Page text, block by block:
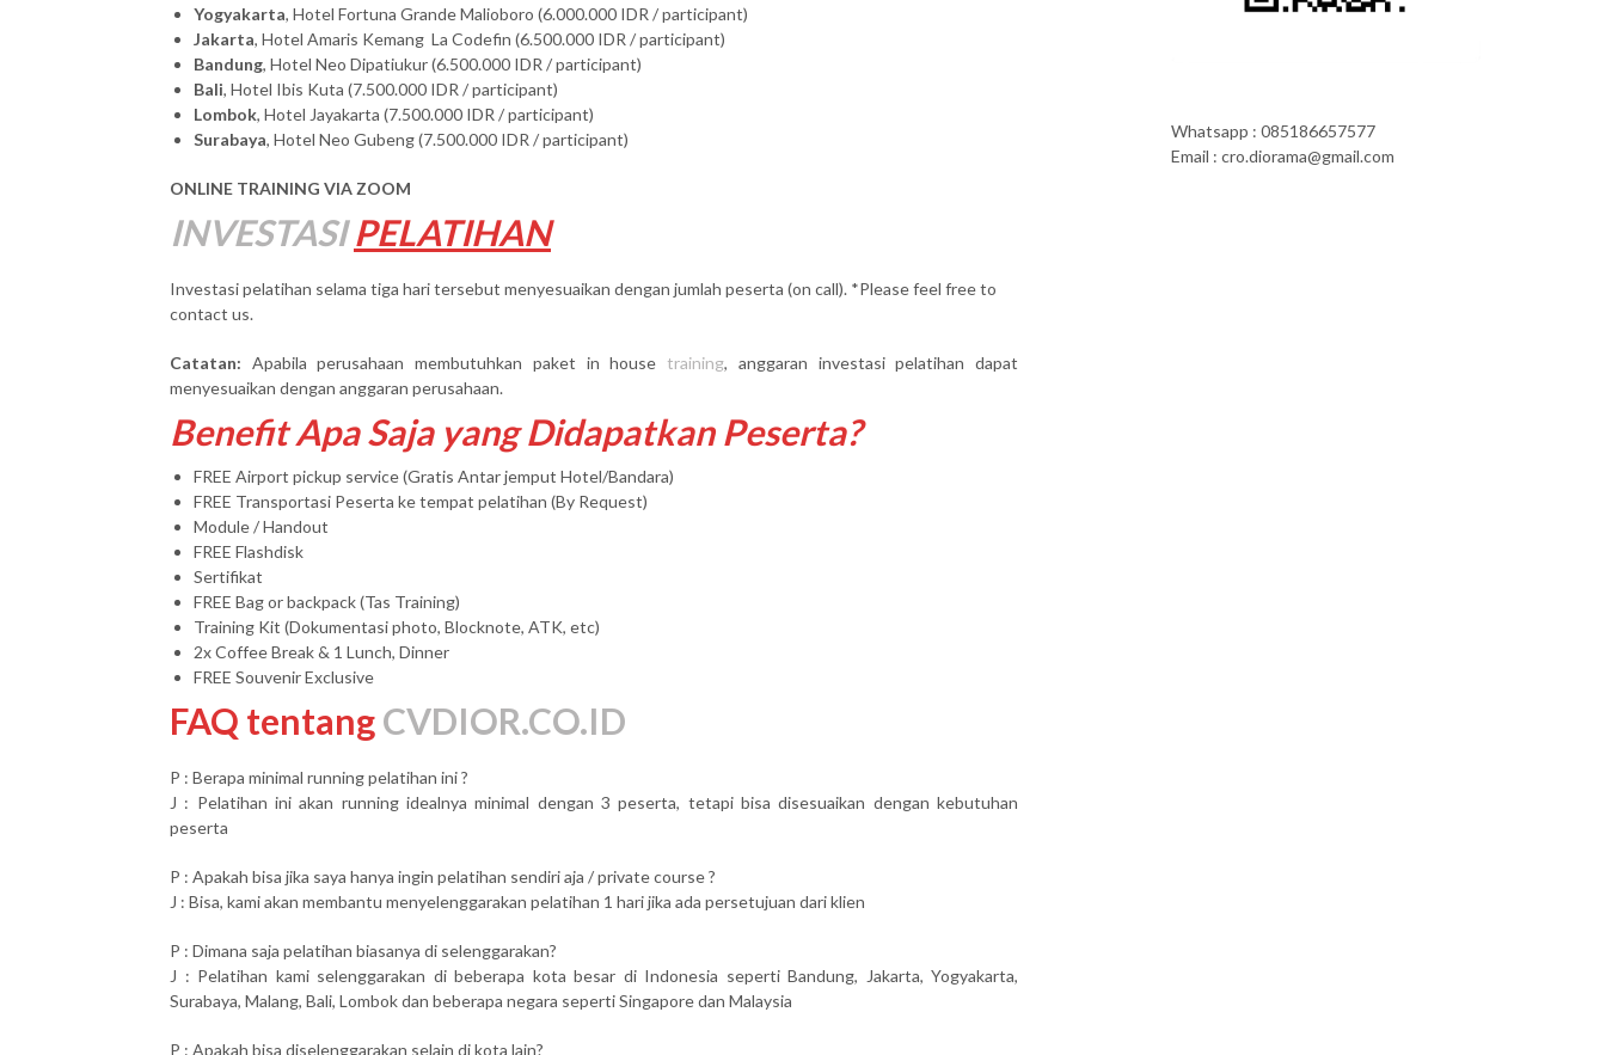
Yogyakarta, Hotel Fortuna Grande Malioboro (6.000.000 IDR / participant)
Jakarta, Hotel Amaris Kemang La Codefin (6.500.000 IDR / participant)
Bandung, Hotel Neo Dipatiukur (6.500.000 IDR / participant)
Bali, Hotel Ibis Kuta (7.500.000 IDR / participant)
Lombok, Hotel Jayakarta (7.500.000 IDR / participant)
Surabaya, Hotel Neo Gubeng (7.500.000 IDR / participant)
ONLINE TRAINING VIA ZOOM
INVESTASI PELATIHAN
Investasi pelatihan selama tiga hari tersebut menyesuaikan dengan jumlah peserta (on call). *Please feel free to
contact us.
Catatan: Apabila perusahaan membutuhkan paket in house training, anggaran investasi pelatihan dapat
menyesuaikan dengan anggaran perusahaan.
Benefit Apa Saja yang Didapatkan Peserta?
FREE Airport pickup service (Gratis Antar jemput Hotel/Bandara)
FREE Transportasi Peserta ke tempat pelatihan (By Request)
Module / Handout
FREE Flashdisk
Sertifikat
FREE Bag or backpack (Tas Training)
Training Kit (Dokumentasi photo, Blocknote, ATK, etc)
2x Coffee Break & 1 Lunch, Dinner
FREE Souvenir Exclusive
FAQ tentangCVDIOR.CO.ID
P : Berapa minimal running pelatihan ini ?
J : Pelatihan ini akan running idealnya minimal dengan 3 peserta, tetapi bisa disesuaikan dengan kebutuhan
peserta
P : Apakah bisa jika saya hanya ingin pelatihan sendiri aja / private course ?
J : Bisa, kami akan membantu menyelenggarakan pelatihan 1 hari jika ada persetujuan dari klien
P : Dimana saja pelatihan biasanya di selenggarakan?
J : Pelatihan kami selenggarakan di beberapa kota besar di Indonesia seperti Bandung, Jakarta, Yogyakarta,
Surabaya, Malang, Bali, Lombok dan beberapa negara seperti Singapore dan Malaysia
P : Apakah bisa diselenggarakan selain di kota lain?
Whatsapp : 085186657577
Email : cro.diorama@gmail.com